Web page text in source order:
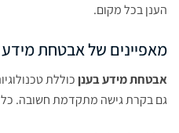
הענן בכל מקום.
מאפיינים של אבטחת מידע
אבטחת מידע בענןכוללת
גם בקרת גישה מתקדמת חשובה. כל